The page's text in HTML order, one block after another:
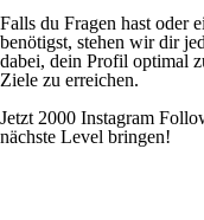
Falls du Fragen hast oder
benötigst, stehen wir dir
dabei, dein Profil optimal
Ziele zu erreichen.
Jetzt 2000 Instagram
nächste Level bringen!